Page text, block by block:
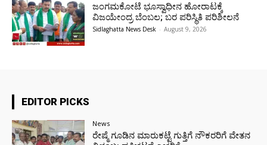
ಜಂಗಮಕೋಟೆ ಭೂಸ್ವಾಧೀನ ಹೋರಾಟಕ್ಕೆ
ವಿಜಯೇಂದ್ರ ಬೆಂಬಲ; ಬರ ಪರಿಸ್ಥಿತಿ ಪರಿಶೀಲನೆ
Sidlaghatta News Desk - August 9, 2026
EDITOR PICKS
News
ರೇಷ್ಮೆ ಗೂಡಿನ ಮಾರುಕಟ್ಟೆ ಗುತ್ತಿಗೆ ನೌಕರರಿಗೆ ವೇತನ